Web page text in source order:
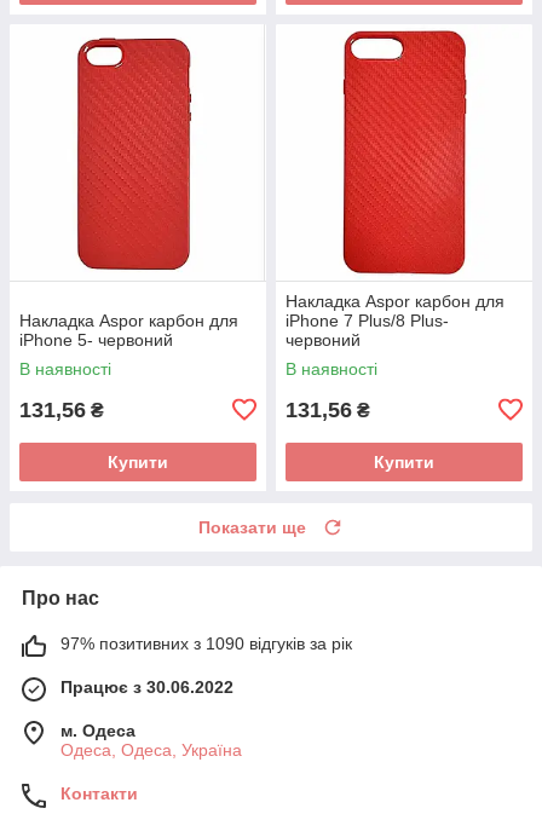
Накладка Aspor карбон для
iPhone 5- червоний
В наявності
131,56 ₴
Купити
Накладка Aspor карбон для
iPhone 7 Plus/8 Plus-
червоний
В наявності
131,56 ₴
Купити
Показати ще
Про нас
97% позитивних з 1090 відгуків за рік
Працює з 30.06.2022
м. Одеса
Одеса, Одеса, Україна
Контакти